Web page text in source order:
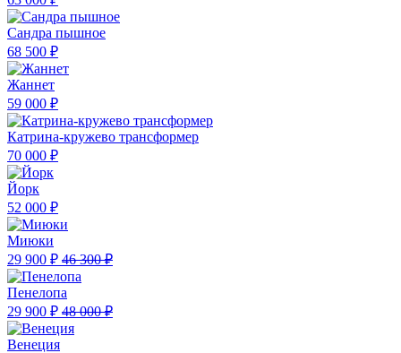
Сандра пышное
68 500 ₽
Жаннет
59 000 ₽
Катрина-кружево трансформер
70 000 ₽
Йорк
52 000 ₽
Миюки
29 900 ₽ 46 300 ₽
Пенелопа
29 900 ₽ 48 000 ₽
Венеция